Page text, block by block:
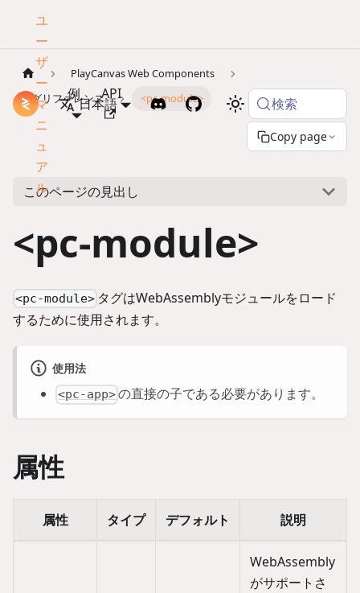
ドキュメント
ユ
ー
ザ
ー
マ
ニ
ュ
ア
ル
例 API
日本語 検索
PlayCanvas Web Components
タグリファレンス
<pc-module>
Copy page
このページの見出し
<pc-module>
<pc-module> タグはWebAssemblyモジュールをロード
するために使用されます。
使用法
<pc-app>の直接の子である必要があります。
属性
属性 タイプ デフォルト 説明
WebAssembly
がサポートさ